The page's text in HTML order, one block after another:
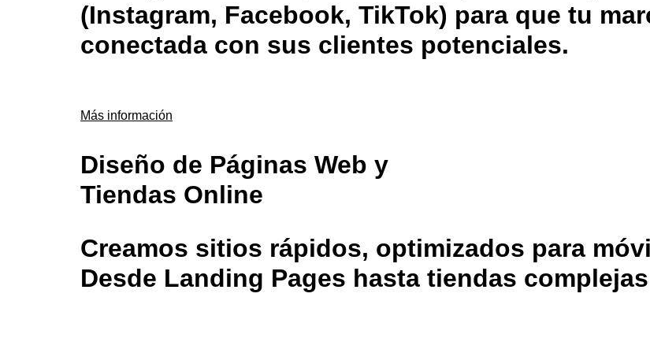
(Instagram, Facebook, TikTok) para que tu
conectada con sus clientes potenciales.
Más información
Diseño de Páginas Web y
Tiendas Online
Creamos sitios rápidos, optimizados para
Desde Landing Pages hasta tiendas